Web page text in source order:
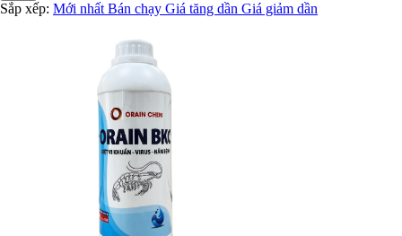
Sắp xếp: Mới nhất Bán chạy Giá tăng dần Giá giảm dần